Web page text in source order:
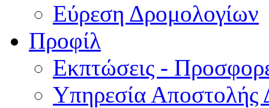
Εύρεση Δρομολογίων
Προφίλ
Εκπτώσεις -
Υπηρεσία Αποστολής